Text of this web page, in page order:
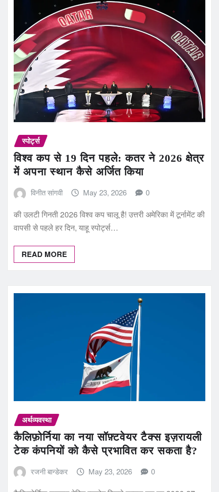
स्पोर्ट्स
विश्व कप से 19 दिन पहले: कतर ने 2026 क्षेत्र
में अपना स्थान कैसे अर्जित किया
विनीत सांगवी May 23, 2026 0
की उलटी गिनती 2026 विश्व कप चालू है! उत्तरी अमेरिका में टूर्नामेंट की
वापसी से पहले हर दिन, याहू स्पोर्ट्स…
READ MORE
अर्थव्यवस्था
कैलिफ़ोर्निया का नया सॉफ़्टवेयर टैक्स इज़रायली
टेक कंपनियों को कैसे प्रभावित कर सकता है?
रजनी बान्डेकर May 23, 2026 0